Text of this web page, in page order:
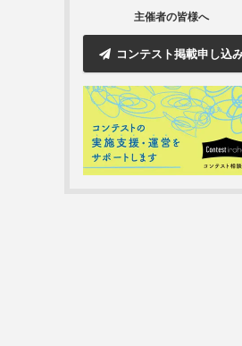
主催者の皆様へ
コンテスト掲載申し込